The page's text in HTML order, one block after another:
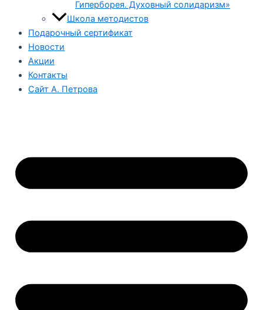
Гиперборея. Духовный солидаризм»
Школа методистов
Подарочный сертификат
Новости
Акции
Контакты
Сайт А. Петрова